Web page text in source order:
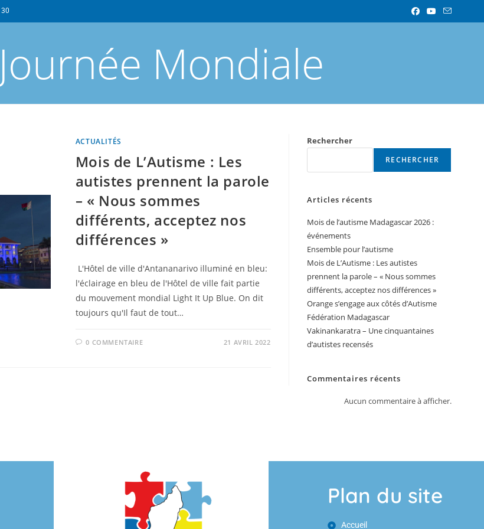
Journée Mondiale
ACTUALITÉS
Mois de L’Autisme : Les
autistes prennent la parole
– « Nous sommes
différents, acceptez nos
différences »
L'Hôtel de ville d'Antananarivo illuminé en bleu:
l'éclairage en bleu de l'Hôtel de ville fait partie
du mouvement mondial Light It Up Blue. On dit
toujours qu'Il faut de tout…
0 COMMENTAIRE 21 AVRIL 2022
Rechercher
RECHERCHER
Articles récents
Mois de l’autisme Madagascar 2026 :
événements
Ensemble pour l’autisme
Mois de L’Autisme : Les autistes
prennent la parole – « Nous sommes
différents, acceptez nos différences »
Orange s’engage aux côtés d’Autisme
Fédération Madagascar
Vakinankaratra – Une cinquantaines
d’autistes recensés
Commentaires récents
Aucun commentaire à afficher.
Plan du site
Accueil